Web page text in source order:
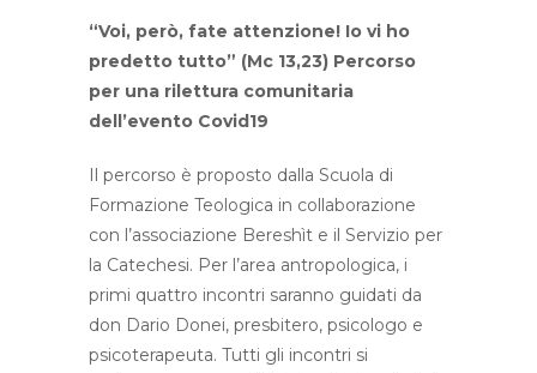
“Voi, però, fate attenzione! Io vi ho
predetto tutto” (Mc 13,23) Percorso
per una rilettura comunitaria
dell’evento Covid19
Il percorso è proposto dalla Scuola di
Formazione Teologica in collaborazione
con l’associazione Bereshìt e il Servizio per
la Catechesi. Per l’area antropologica, i
primi quattro incontri saranno guidati da
don Dario Donei, presbitero, psicologo e
psicoterapeuta. Tutti gli incontri si